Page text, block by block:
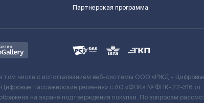
Партнерская программа
числе с использованием веб-системы ООО «РЖД –
пассажирские решения» c АО «ФПК» № ФПК-22-316
на экране подтверждения покупки. По вопросам